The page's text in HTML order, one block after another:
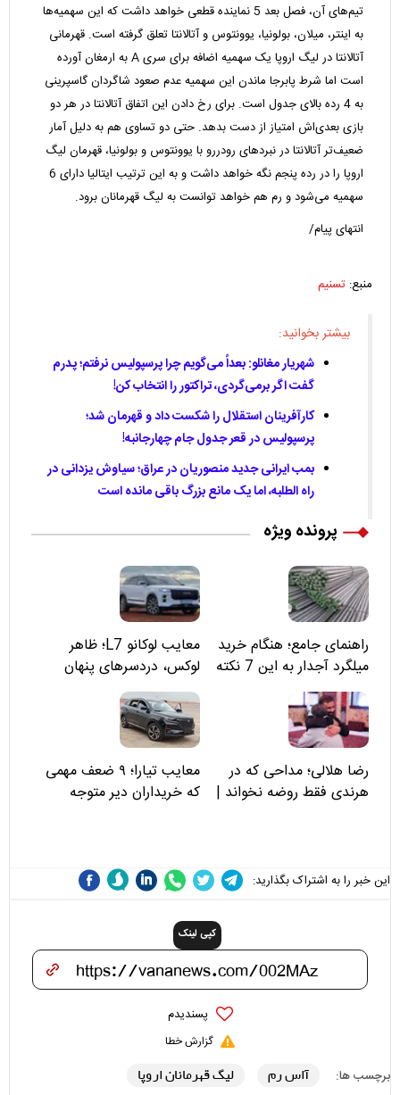
تیم‌های آن، فصل بعد 5 نماینده قطعی خواهد داشت که این سهمیه‌ها
به اینتر، میلان، بولونیا، یوونتوس و آتالانتا تعلق گرفته است. قهرمانی
آتالانتا در لیگ اروپا یک سهمیه اضافه برای سری A به ارمغان آورده
است اما شرط پابرجا ماندن این سهمیه عدم صعود شاگردان گاسپرینی
به 4 رده بالای جدول است. برای رخ دادن این اتفاق آتالانتا در هر دو
بازی بعدی‌اش امتیاز از دست بدهد. حتی دو تساوی هم به دلیل آمار
ضعیف‌تر آتالانتا در نبردهای رودررو با یوونتوس و بولونیا، قهرمان لیگ
اروپا را در رده پنجم نگه خواهد داشت و به این ترتیب ایتالیا دارای 6
سهمیه می‌شود و رم هم خواهد توانست به لیگ قهرمانان برود.
انتهای پیام/
منبع: تسنیم
بیشتر بخوانید:
شهریار مغانلو: بعداً می‌گویم چرا پرسپولیس نرفتم؛ پدرم
گفت اگر برمی‌گردی، تراکتور را انتخاب کن!
کارآفرینان استقلال را شکست داد و قهرمان شد؛
پرسپولیس در قعر جدول جام چهارجانبه!
بمب ایرانی جدید منصوریان در عراق؛ سیاوش یزدانی در
راه الطلبه، اما یک مانع بزرگ باقی مانده است
پرونده ویژه
راهنمای جامع؛ هنگام خرید
میلگرد آجدار به این 7 نکته
توجه کنید
معایب لوکانو L7؛ ظاهر
لوکس، دردسرهای پنهان
رضا هلالی؛ مداحی که در
هرندی فقط روضه نخواند |
معایب تیارا؛ ۹ ضعف مهمی
که خریداران دیر متوجه
این خبر را به اشتراک بگذارید:
کپی لینک
پسندیدم
گزارش خطا
برچسب ها: آاس رم لیگ قهرمانان اروپا